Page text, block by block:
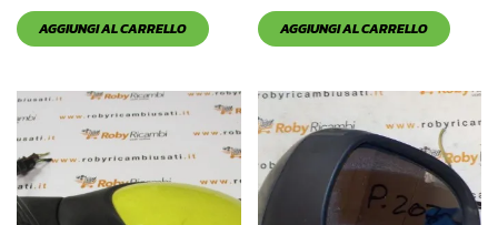
AGGIUNGI AL CARRELLO AGGIUNGI AL CARRELLO